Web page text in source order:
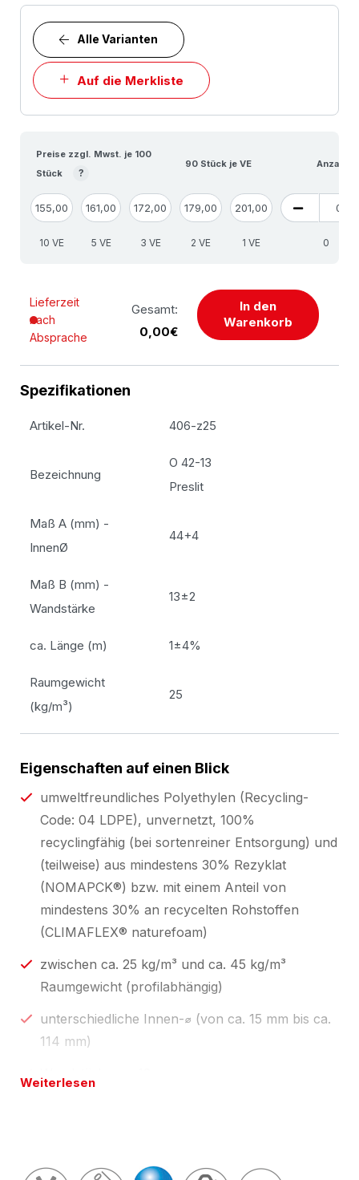
Auf die Merkliste
Alle Varianten
Preise zzgl. Mwst. je 100
Stück
?
90 Stück je VE Anzahl
155,00 161,00 172,00 179,00 201,00
10 VE 5 VE 3 VE 2 VE 1 VE
Lieferzeit
nach
Absprache
Gesamt:
0,00€
In den
Warenkorb
Spezifikationen
Artikel-Nr. 406-z25
Bezeichnung
O 42-13
Preslit
Maß A (mm) -
InnenØ
44+4
Maß B (mm) -
Wandstärke
13±2
ca. Länge (m) 1±4%
Raumgewicht
(kg/m³)
25
Eigenschaften auf einen Blick
umweltfreundliches Polyethylen (Recycling-
Code: 04 LDPE), unvernetzt, 100%
recyclingfähig (bei sortenreiner Entsorgung) und
(teilweise) aus mindestens 30% Rezyklat
(NOMAPCK®) bzw. mit einem Anteil von
mindestens 30% an recycelten Rohstoffen
(CLIMAFLEX® naturefoam)
zwischen ca. 25 kg/m³ und ca. 45 kg/m³
Raumgewicht (profilabhängig)
unterschiedliche Innen-⌀ (von ca. 15 mm bis ca.
114 mm)
Weiterlesen